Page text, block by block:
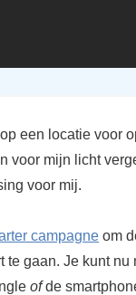
een locatie voor
voor mijn licht
voor mij.
campagne om
te gaan. Je kunt nu
ofde